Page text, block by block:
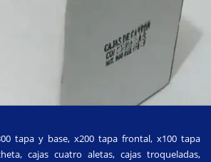
tapa y base, x200 tapa frontal, x100 tapa
cajas cuatro aletas, cajas troqueladas,